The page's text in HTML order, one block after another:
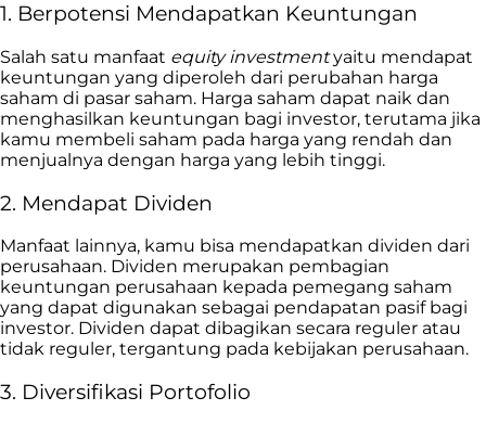
1. Berpotensi Mendapatkan Keuntungan
Salah satu manfaat equity investmentyaitu mendapat
keuntungan yang diperoleh dari perubahan harga
saham di pasar saham. Harga saham dapat naik dan
menghasilkan keuntungan bagi investor, terutama jika
kamu membeli saham pada harga yang rendah dan
menjualnya dengan harga yang lebih tinggi.
2. Mendapat Dividen
Manfaat lainnya, kamu bisa mendapatkan dividen dari
perusahaan. Dividen merupakan pembagian
keuntungan perusahaan kepada pemegang saham
yang dapat digunakan sebagai pendapatan pasif bagi
investor. Dividen dapat dibagikan secara reguler atau
tidak reguler, tergantung pada kebijakan perusahaan.
3. Diversifikasi Portofolio